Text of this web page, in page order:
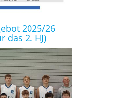
2025/26
das 2. HJ)